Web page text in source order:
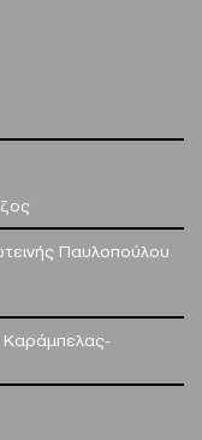
Παυλοπούλου
Καράμπελας-